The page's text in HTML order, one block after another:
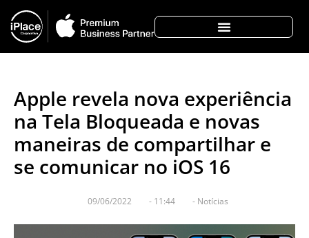
Apple revela nova experiência
na Tela Bloqueada e novas
maneiras de compartilhar e
se comunicar no iOS 16
09/06/2022 - 11:44 - Notícias